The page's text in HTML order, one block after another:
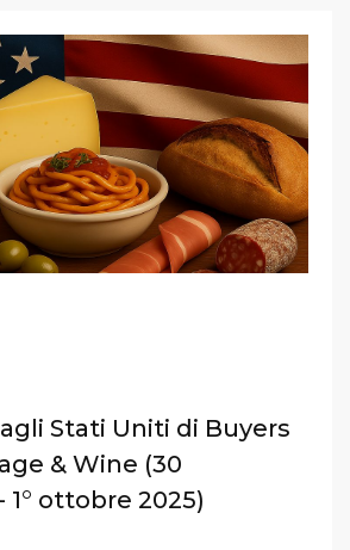
Stati Uniti di Buyers
& Wine (30
ottobre 2025)